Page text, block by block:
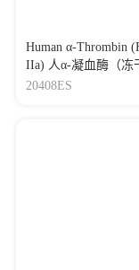
Human α-Thrombin
IIa) 人α-凝血酶（冻
20408ES